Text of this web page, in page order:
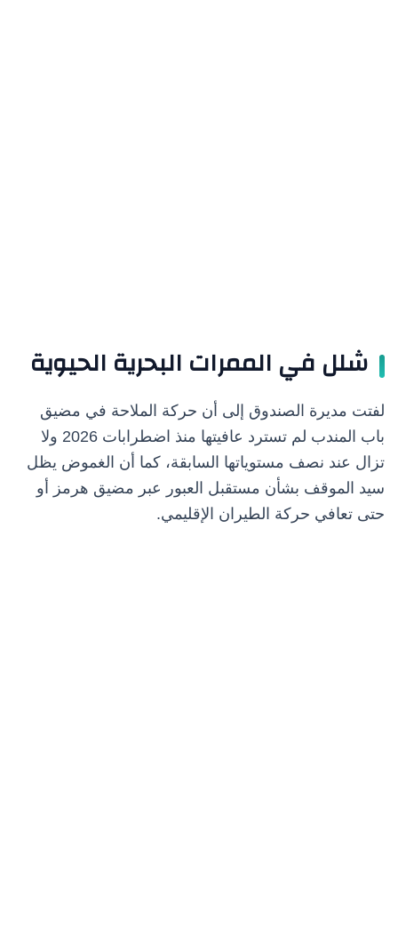
شلل في الممرات البحرية الحيوية
لفتت مديرة الصندوق إلى أن حركة الملاحة في مضيق
باب المندب لم تسترد عافيتها منذ اضطرابات 2026 ولا
تزال عند نصف مستوياتها السابقة، كما أن الغموض يظل
سيد الموقف بشأن مستقبل العبور عبر مضيق هرمز أو
حتى تعافي حركة الطيران الإقليمي.